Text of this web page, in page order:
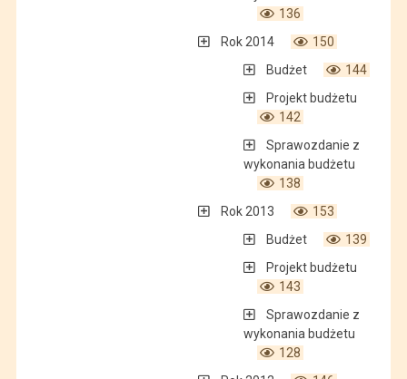
136
Rok 2014
150
Budżet
144
Projekt budżetu
142
Sprawozdanie z
wykonania budżetu
138
Rok 2013
153
Budżet
139
Projekt budżetu
143
Sprawozdanie z
wykonania budżetu
128